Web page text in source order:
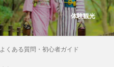
体験観光
よくある質問・初心者ガイド